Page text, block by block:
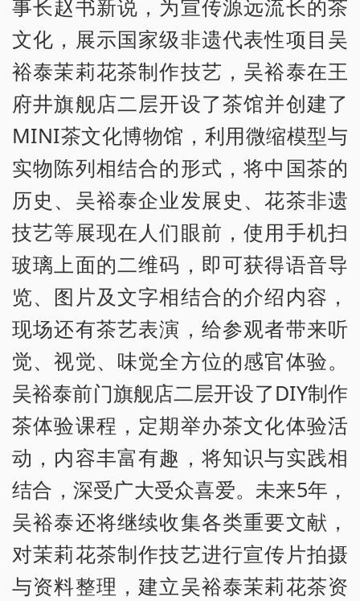
事长赵书新说，为宣传源远流长的茶
文化，展示国家级非遗代表性项目吴
裕泰茉莉花茶制作技艺，吴裕泰在王
府井旗舰店二层开设了茶馆并创建了
MINI茶文化博物馆，利用微缩模型与
实物陈列相结合的形式，将中国茶的
历史、吴裕泰企业发展史、花茶非遗
技艺等展现在人们眼前，使用手机扫
玻璃上面的二维码，即可获得语音导
览、图片及文字相结合的介绍内容，
现场还有茶艺表演，给参观者带来听
觉、视觉、味觉全方位的感官体验。
吴裕泰前门旗舰店二层开设了DIY制作
茶体验课程，定期举办茶文化体验活
动，内容丰富有趣，将知识与实践相
结合，深受广大受众喜爱。未来5年，
吴裕泰还将继续收集各类重要文献，
对茉莉花茶制作技艺进行宣传片拍摄
与资料整理，建立吴裕泰茉莉花茶资